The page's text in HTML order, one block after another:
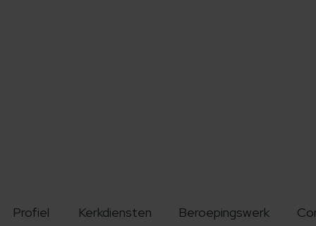
Profiel Kerkdiensten Beroepingswerk